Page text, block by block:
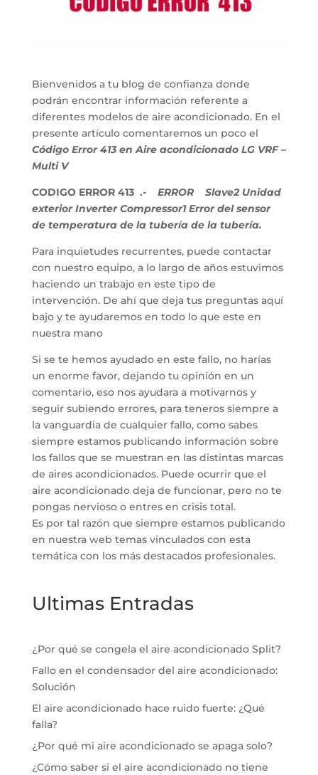
Bienvenidos a tu blog de confianza donde
podrán encontrar información referente a
diferentes modelos de aire acondicionado. En el
presente artículo comentaremos un poco el
Código Error 413 en Aire acondicionado LG VRF –
Multi V
CODIGO ERROR 413 .-
ERROR Slave2 Unidad
exterior Inverter Compressor1 Error del sensor
de temperatura de la tubería de la tubería.
Para inquietudes recurrentes, puede contactar
con nuestro equipo, a lo largo de años estuvimos
haciendo un trabajo en este tipo de
intervención. De ahí que deja tus preguntas aquí
bajo y te ayudaremos en todo lo que este en
nuestra mano
Si se te hemos ayudado en este fallo, no harías
un enorme favor, dejando tu opinión en un
comentario, eso nos ayudara a motivarnos y
seguir subiendo errores, para teneros siempre a
la vanguardia de cualquier fallo, como sabes
siempre estamos publicando información sobre
los fallos que se muestran en las distintas marcas
de aires acondicionados. Puede ocurrir que el
aire acondicionado deja de funcionar, pero no te
pongas nervioso o entres en crisis total.
Es por tal razón que siempre estamos publicando
en nuestra web temas vinculados con esta
temática con los más destacados profesionales.
Ultimas Entradas
¿Por qué se congela el aire acondicionado Split?
Fallo en el condensador del aire acondicionado:
Solución
El aire acondicionado hace ruido fuerte: ¿Qué
falla?
¿Por qué mi aire acondicionado se apaga solo?
¿Cómo saber si el aire acondicionado no tiene